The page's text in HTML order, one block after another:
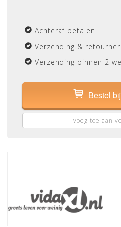
Achteraf betalen
Verzending &
Verzending binnen 2
Bestel
voeg toe aan